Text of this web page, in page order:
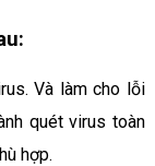
Và làm cho lỗi
quét virus toàn
hợp.